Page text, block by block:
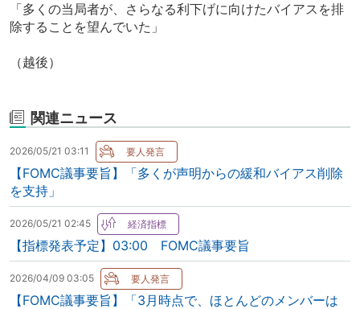
「多くの当局者が、さらなる利下げに向けたバイアスを排
除することを望んでいた」
（越後）
関連ニュース
2026/05/21 03:11
【FOMC議事要旨】「多くが声明からの緩和バイアス削除
を支持」
2026/05/21 02:45
【指標発表予定】03:00 FOMC議事要旨
2026/04/09 03:05
【FOMC議事要旨】「3月時点で、ほとんどのメンバーは